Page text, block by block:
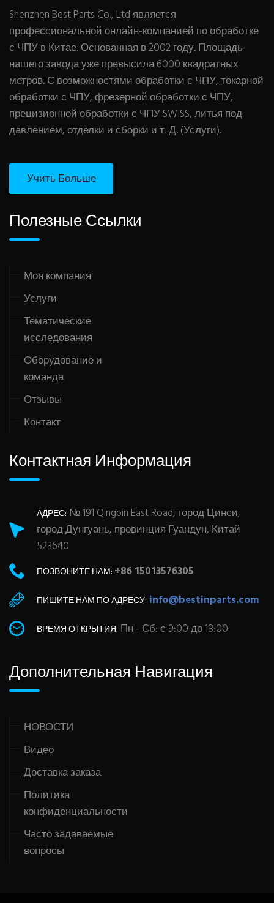
Shenzhen Best Parts Co., Ltd является
профессиональной онлайн-компанией по обработке
с ЧПУ в Китае. Основанная в 2002 году. Площадь
нашего завода уже превысила 6000 квадратных
метров. С возможностями обработки с ЧПУ, токарной
обработки с ЧПУ, фрезерной обработки с ЧПУ,
прецизионной обработки с ЧПУ SWISS, литья под
давлением, отделки и сборки и т. Д. (Услуги).
Учить Больше
Полезные Ссылки
Моя компания
Услуги
Тематические
исследования
Оборудование и
команда
Отзывы
Контакт
Контактная Информация
АДРЕС: № 191 Qingbin East Road, город Цинси,
город Дунгуань, провинция Гуандун, Китай
523640
ПОЗВОНИТЕ НАМ: +86 15013576305
ПИШИТЕ НАМ ПО АДРЕСУ: info@bestinparts.com
ВРЕМЯ ОТКРЫТИЯ: Пн - Сб: с 9:00 до 18:00
Дополнительная Навигация
НОВОСТИ
Видео
Доставка заказа
Политика
конфиденциальности
Часто задаваемые
вопросы